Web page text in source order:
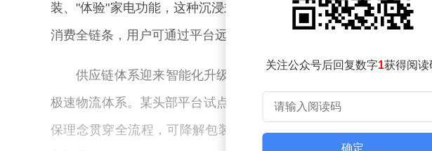
装、"体验"家电功能，这种沉浸式购物模式预计将使转化率提升
消费全链条，用户可通过平台远程控制智能设备，实现生活场景的自
供应链体系迎来智能化升级。自动化仓储系统配合无人机配送
极速物流体系。某头部平台试点数据显示，智能分拣系统使订单处
保理念贯穿全流程，可降解包装材料使用率预计达90%，碳足迹追
关注公众号后回复数字1获得阅读
确定